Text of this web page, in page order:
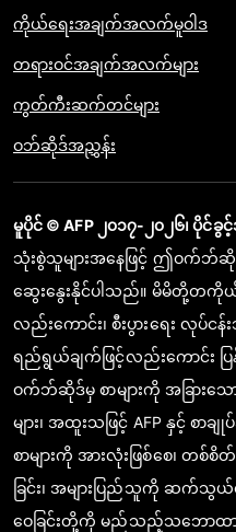
ကိုယ်ရေးအချက်အလက်မူဝါဒ
တရားဝင်အချက်အလက်များ
ကွတ်ကီးဆက်တင်များ
ဝဘ်ဆိုဒ်အညွှန်း
မူပိုင် © AFP ၂၀၁၇-၂၀၂၆၊ ပိုင်
သုံးစွဲသူများအနေဖြင့် ဤဝက်ဘ်
ဆွေးနွေးနိုင်ပါသည်။ မိမိတို့တ
လည်းကောင်း၊ စီးပွားရေး လု
ရည်ရွယ်ချက်ဖြင့်လည်းကောင်း
ဝက်ဘ်ဆိုဒ်မှ စာများကို အခြား
များ၊ အထူးသဖြင့် AFP နှင့် စ
စာများကို အားလုံးဖြစ်စေ၊ တစ်
ခြင်း၊ အများပြည်သူကို ဆက်သွ
ဝေခြင်းတို့ကို မည်သည့်သဘောထား